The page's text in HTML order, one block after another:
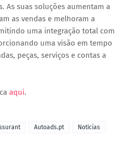
As suas soluções aumentam a
as vendas e melhoram a
uma integração total com
uma visão em tempo
peças, serviços e contas a
aqui.
Autoads.pt
Notícias